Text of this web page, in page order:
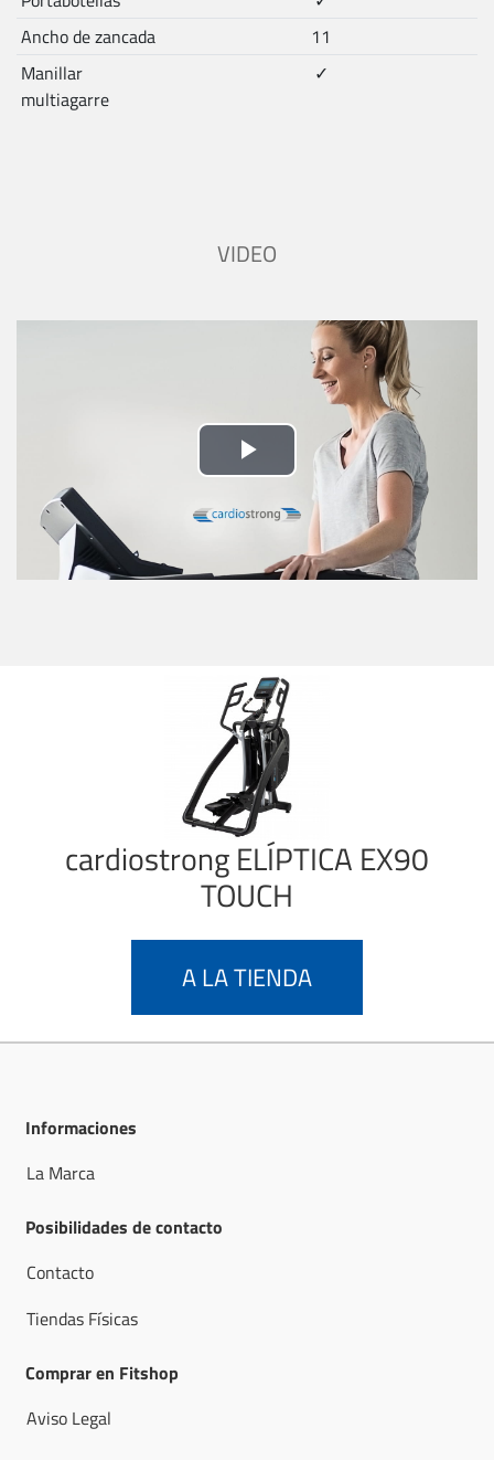
Ancho de zancada
11
Manillar
multiagarre
✓
VIDEO
Play
Video
cardiostrongELÍPTICA EX90
TOUCH
A LA TIENDA
Informaciones
La Marca
Posibilidades de contacto
Contacto
Tiendas Físicas
Comprar en Fitshop
Aviso Legal